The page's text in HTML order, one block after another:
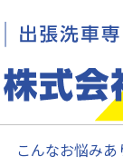
こんなお悩み